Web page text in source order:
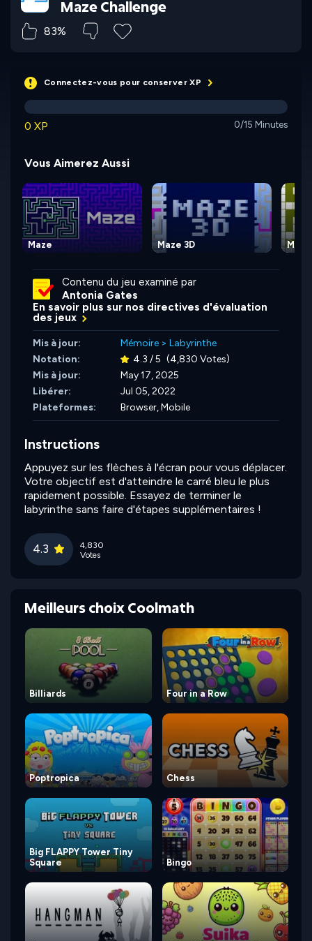
Maze Challenge
83%
Connectez-vous pour conserver XP
0 XP 0/15 Minutes
Vous Aimerez Aussi
Maze Maze 3D
Contenu du jeu examiné par
Antonia Gates
En savoir plus sur nos directives d'évaluation
des jeux
Mis à jour: Mémoire > Labyrinthe
Notation:
4.3 / 5 (4,830 Votes)
Mis à jour:
May 17, 2025
Libérer:
Jul 05, 2022
Plateformes:
Browser, Mobile
Instructions
Appuyez sur les flèches à l'écran pour vous déplacer.
Votre objectif est d'atteindre le carré bleu le plus
rapidement possible. Essayez de terminer le
labyrinthe sans faire d'étapes supplémentaires !
4.3
4,830
Votes
Meilleurs choix Coolmath
Billiards Four in a Row
Poptropica Chess
Big FLAPPY Tower Tiny
Square
Bingo